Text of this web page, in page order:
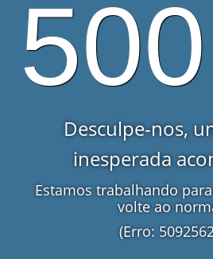
500
Desculpe-nos,
inesperada
Estamos trabalhando
volte ao
(Erro: